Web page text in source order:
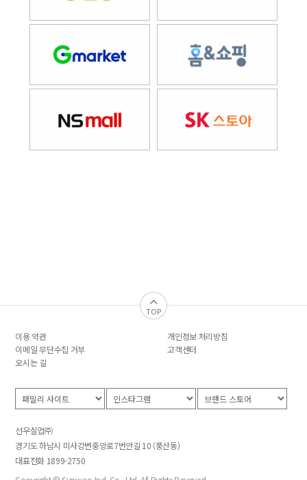
TOP
이용 약관
개인정보 처리방침
이메일 무단수집 거부
고객센터
오시는 길
선우실업㈜
경기도 하남시 미사강변중앙로7번안길 10 (풍산동)
대표전화 1899-2750